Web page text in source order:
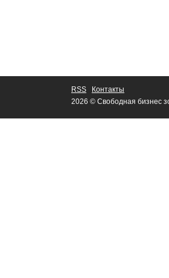
RSS
Контакты
2026 © Свободная бизнес